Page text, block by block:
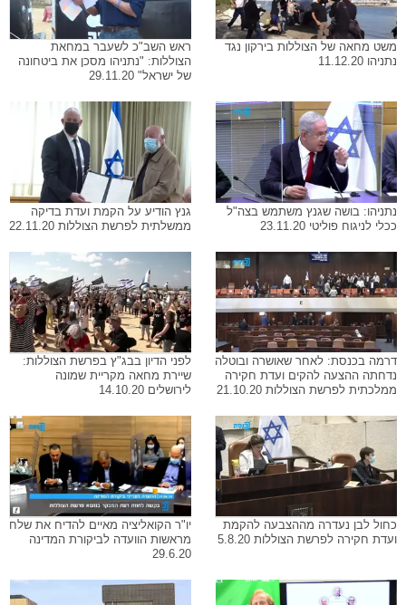
משט מחאה של הצוללות בירקון נגד
נתניהו 11.12.20
ראש השב"כ לשעבר במחאת
הצוללות: "נתניהו מסכן את ביטחונה
של ישראל" 29.11.20
נתניהו: בושה שגנץ משתמש בצה"ל
ככלי לניגוח פוליטי 23.11.20
גנץ הודיע על הקמת ועדת בדיקה
ממשלתית לפרשת הצוללות 22.11.20
דרמה בכנסת: לאחר שאושרה ובוטלה
נדחתה ההצעה להקים ועדת חקירה
ממלכתית לפרשת הצוללות 21.10.20
לפני הדיון בבג"ץ בפרשת הצוללות:
שיירת מחאה מקריית שמונה
לירושלים 14.10.20
כחול לבן נעדרה מההצבעה להקמת
ועדת חקירה לפרשת הצוללות 5.8.20
יו"ר הקואליציה מאיים להדיח את שלח
מראשות הוועדה לביקורת המדינה
29.6.20